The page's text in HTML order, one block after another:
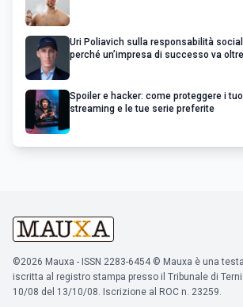
Uri Poliavich sulla responsabilità
perché un’impresa di successo va
Spoiler e hacker: come proteggere i
streaming e le tue serie preferite
©2026 Mauxa - ISSN 2283-6454 © Mauxa è una
iscritta al registro stampa presso il Tribunale di
10/08 del 13/10/08. Iscrizione al ROC n. 23259.